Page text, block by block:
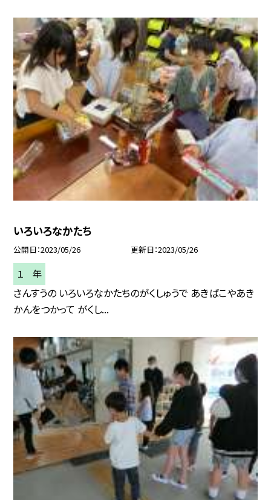
いろいろなかたち
公開日 2023/05/26 更新日 2023/05/26
１ 年
さんすうの いろいろなかたちのがくしゅうで あきばこやあき
かんをつかって がくし...